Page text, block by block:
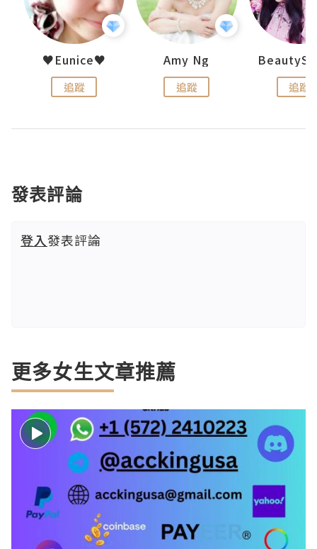
♥Eunice♥
追蹤
Amy Ng
追蹤 追蹤
發表評論
登入發表評論
更多女生文章推薦